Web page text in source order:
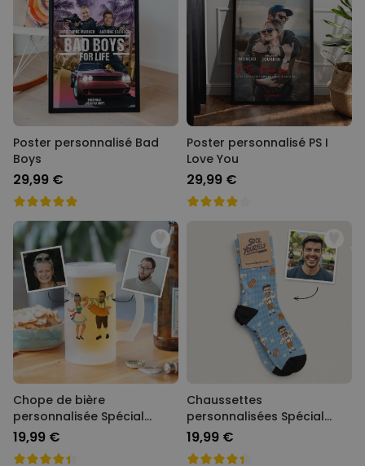
Poster personnalisé Bad
Boys
29,99 €
Poster personnalisé PS I
Love You
29,99 €
Chope de bière
personnalisée Spécial
Oktoberfest
19,99 €
Chaussettes
personnalisées Spécial
Oktoberfest
19,99 €